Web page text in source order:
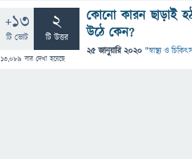
+13
টি ভোট
2
টি উত্তর
13,089 বার দেখা হয়েছে
কোনো কারন ছাড়াই
উঠে কেন?
25 জানুয়ারি 2020 "স্বাস্থ্য ও